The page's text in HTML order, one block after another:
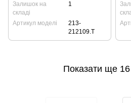
Залишок на
складі
1
Артикул моделі
213-
212109.T
Показати ще 16